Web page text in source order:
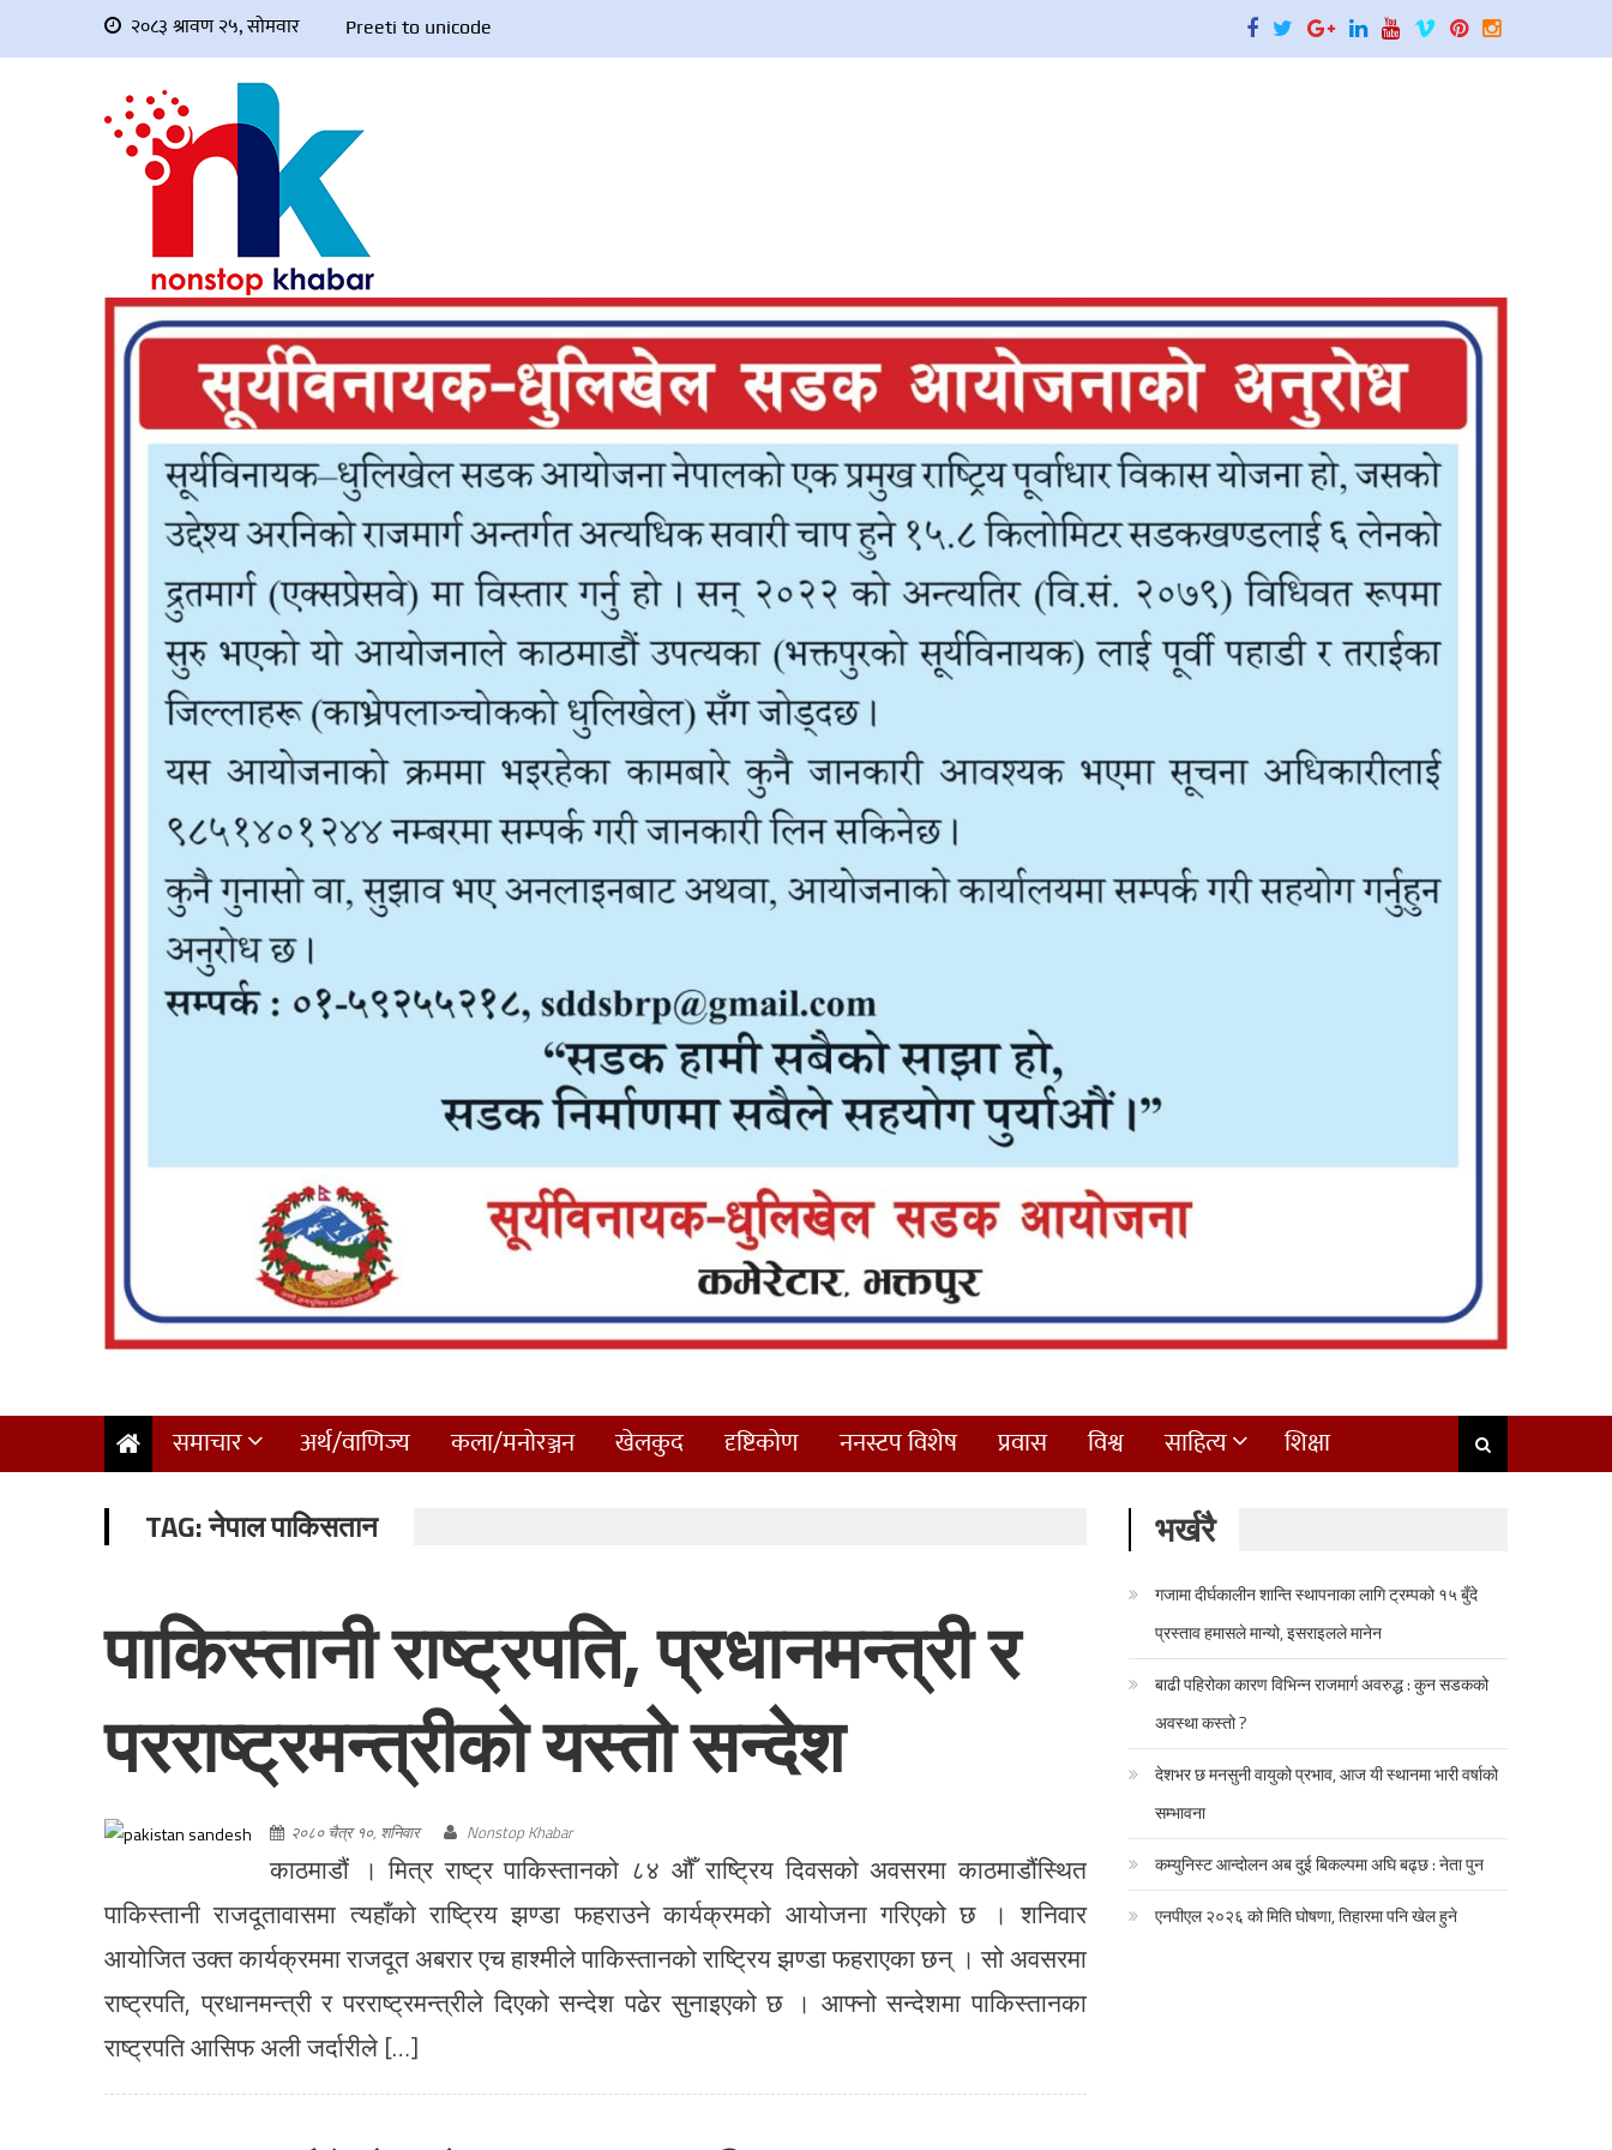
२०८३ श्रावण २५, सोमवार Preeti to unicode
समाचार अर्थ/वाणिज्य कला/मनोरञ्जन खेलकुद दृष्टिकोण ननस्टप विशेष प्रवास विश्व साहित्य शिक्षा
TAG:नेपाल पाकिसतान
पाकिस्तानी राष्ट्रपति, प्रधानमन्त्री र
परराष्ट्रमन्त्रीको यस्तो सन्देश
२०८० चैत्र १०, शनिवार Nonstop Khabar
काठमाडौं । मित्र राष्ट्र पाकिस्तानको ८४ औँ राष्ट्रिय दिवसको अवसरमा काठमाडौंस्थित
पाकिस्तानी राजदूतावासमा त्यहाँको राष्ट्रिय झण्डा फहराउने कार्यक्रमको आयोजना गरिएको छ । शनिवार
आयोजित उक्त कार्यक्रममा राजदूत अबरार एच हाश्मीले पाकिस्तानको राष्ट्रिय झण्डा फहराएका छन् । सो अवसरमा
राष्ट्रपति, प्रधानमन्त्री र परराष्ट्रमन्त्रीले दिएको सन्देश पढेर सुनाइएको छ । आफ्नो सन्देशमा पाकिस्तानका
राष्ट्रपति आसिफ अली जर्दारीले […]
भर्खरै
गजामा दीर्घकालीन शान्ति स्थापनाका लागि ट्रम्पको १५ बुँदे
प्रस्ताव हमासले मान्यो, इसराइलले मानेन
बाढी पहिरोका कारण विभिन्न राजमार्ग अवरुद्ध : कुन सडकको
अवस्था कस्तो ?
देशभर छ मनसुनी वायुको प्रभाव, आज यी स्थानमा भारी वर्षाको
सम्भावना
कम्युनिस्ट आन्दोलन अब दुई बिकल्पमा अघि बढ्छ : नेता पुन
एनपीएल २०२६ को मिति घोषणा, तिहारमा पनि खेल हुने